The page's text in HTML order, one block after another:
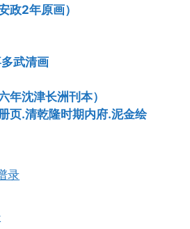
政2年原画）
武清画
年沈津长洲刊本）
页.清乾隆时期内府.泥金绘
录